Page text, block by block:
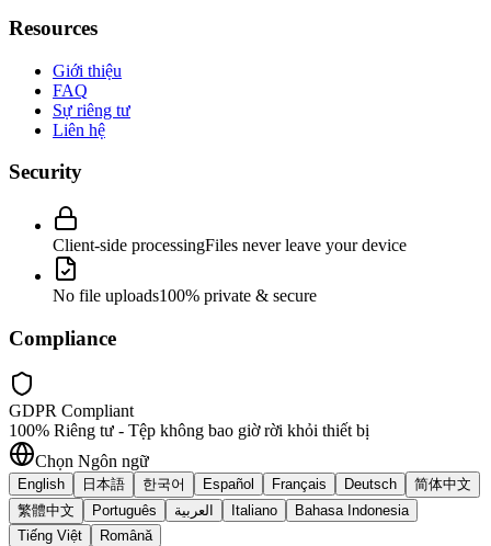
Resources
Giới thiệu
FAQ
Sự riêng tư
Liên hệ
Security
Client-side processingFiles never leave your device
No file uploads100% private & secure
Compliance
GDPR Compliant
100% Riêng tư - Tệp không bao giờ rời khỏi thiết bị
Chọn Ngôn ngữ
English 日本語 한국어 Español Français Deutsch
简体中文
繁體中文
Português العربية Italiano
Bahasa Indonesia
Tiếng Việt
Română